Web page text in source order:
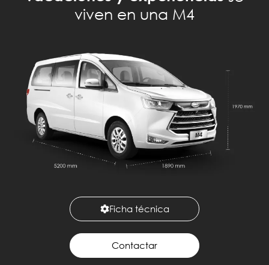
viven en una M4
Ficha técnica
Contactar